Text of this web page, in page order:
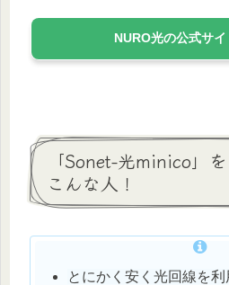
NURO光の公式サ
「Sonet-光minico」
こんな人！
とにかく安く光回線を利